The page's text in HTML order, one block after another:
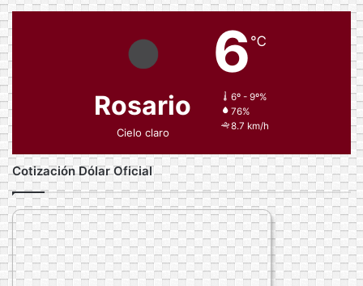
Rosario
Cielo claro
6 ℃
6º - 9º%
76%
8.7 km/h
Cotización Dólar Oficial